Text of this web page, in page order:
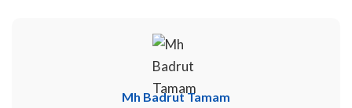
Mh Badrut Tamam